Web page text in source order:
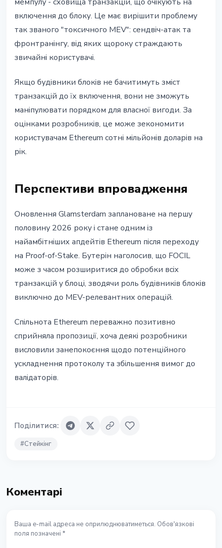
включення до блоку. Це має вирішити проблему
так званого "токсичного MEV": сендвіч-атак та
фронтранінгу, від яких щороку страждають
звичайні користувачі.
Якщо будівники блоків не бачитимуть зміст
транзакцій до їх включення, вони не зможуть
маніпулювати порядком для власної вигоди. За
оцінками розробників, це може зекономити
користувачам Ethereum сотні мільйонів доларів на
рік.
Перспективи впровадження
Оновлення Glamsterdam заплановане на першу
половину 2026 року і стане одним із
найамбітніших апдейтів Ethereum після переходу
на Proof-of-Stake. Бутерін наголосив, що FOCIL
може з часом розширитися до обробки всіх
транзакцій у блоці, зводячи роль будівників блоків
виключно до MEV-релевантних операцій.
Спільнота Ethereum переважно позитивно
сприйняла пропозиції, хоча деякі розробники
висловили занепокоєння щодо потенційного
ускладнення протоколу та збільшення вимог до
валідаторів.
Поділитися:
#Стейкінг
Коментарі
Ваша e-mail адреса не оприлюднюватиметься. Обов'язкові
поля позначені *